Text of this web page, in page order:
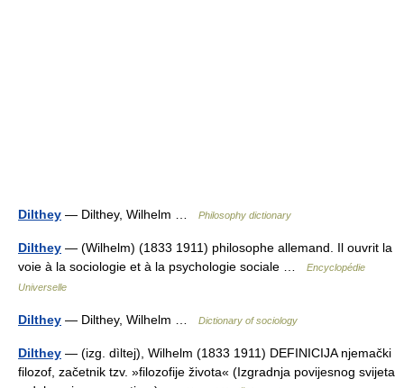
Dilthey — Dilthey, Wilhelm … Philosophy dictionary
Dilthey — (Wilhelm) (1833 1911) philosophe allemand. Il ouvrit la
voie à la sociologie et à la psychologie sociale …
Encyclopédie
Universelle
Dilthey — Dilthey, Wilhelm … Dictionary of sociology
Dilthey — (izg. dìltej), Wilhelm (1833 1911) DEFINICIJA njemački
filozof, začetnik tzv. »filozofije života« (Izgradnja povijesnog svijeta